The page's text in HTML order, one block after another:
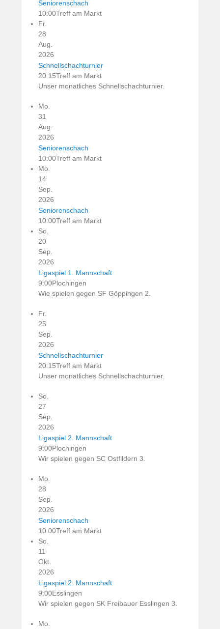
Seniorenschach
10:00Treff am Markt
Fr.
28
Aug.
2026
Schnellschachturnier
20:15Treff am Markt
Unser monatliches Schnellschachturnier.
Mo.
31
Aug.
2026
Seniorenschach
10:00Treff am Markt
Mo.
14
Sep.
2026
Seniorenschach
10:00Treff am Markt
So.
20
Sep.
2026
Ligaspiel 1. Mannschaft
9:00Plochingen
Wie spielen gegen SF Göppingen 2.
Fr.
25
Sep.
2026
Schnellschachturnier
20:15Treff am Markt
Unser monatliches Schnellschachturnier.
So.
27
Sep.
2026
Ligaspiel 2. Mannschaft
9:00Plochingen
Wir spielen gegen SC Ostfildern 3.
Mo.
28
Sep.
2026
Seniorenschach
10:00Treff am Markt
So.
11
Okt.
2026
Ligaspiel 2. Mannschaft
9:00Esslingen
Wir spielen gegen SK Freibauer Esslingen 3.
Mo.